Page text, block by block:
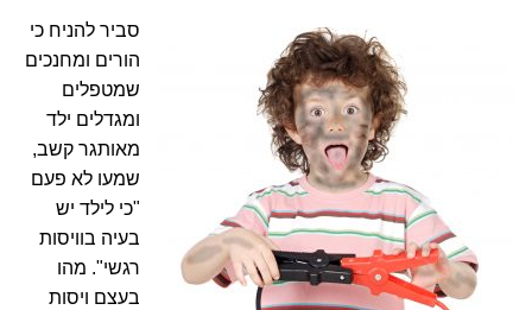
סביר להניח כי
הורים ומחנכים
שמטפלים
ומגדלים ילד
מאותגר קשב,
שמעו לא פעם
"כי לילד יש
בעיה בוויסות
רגשי". מהו
בעצם ויסות